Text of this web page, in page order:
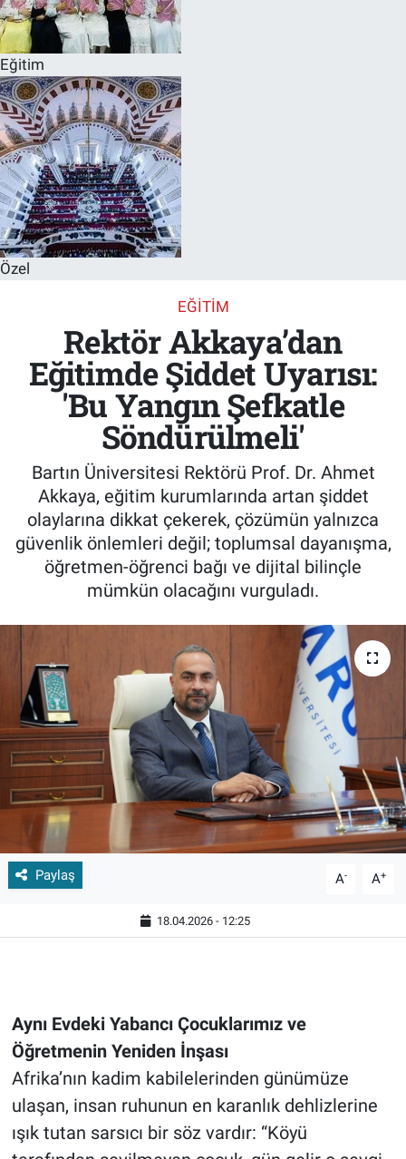
Eğitim
Özel
EĞITIM
Rektör Akkaya’dan
Eğitimde Şiddet Uyarısı:
'Bu Yangın Şefkatle
Söndürülmeli'
Bartın Üniversitesi Rektörü Prof. Dr. Ahmet
Akkaya, eğitim kurumlarında artan şiddet
olaylarına dikkat çekerek, çözümün yalnızca
güvenlik önlemleri değil; toplumsal dayanışma,
öğretmen-öğrenci bağı ve dijital bilinçle
mümkün olacağını vurguladı.
Paylaş A- A+
18.04.2026 - 12:25
Aynı Evdeki Yabancı Çocuklarımız ve
Öğretmenin Yeniden İnşası
Afrika’nın kadim kabilelerinden günümüze
ulaşan, insan ruhunun en karanlık dehlizlerine
ışık tutan sarsıcı bir söz vardır: “Köyü